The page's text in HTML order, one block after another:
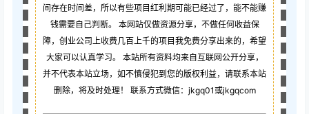
间存在时间差，所以有些项目红利期可能已经过了，能不能赚
钱需要自己判断。 本网站仅做资源分享，不做任何收益保
障，创业公司上收费几百上千的项目我免费分享出来的，希望
大家可以认真学习。 本站所有资料均来自互联网公开分享，
并不代表本站立场，如不慎侵犯到您的版权利益，请联系本站
删除，将及时处理！ 联系方式微信：jkgq01或jkgqcom